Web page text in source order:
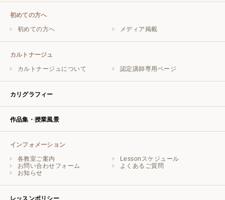
初めての方へ
初めての方へ
メディア掲載
カルトナージュ
カルトナージュについて
認定講師専用ページ
カリグラフィー
作品集・授業風景
インフォメーション
各教室ご案内
Lessonスケジュール
お問い合わせフォーム
よくあるご質問
お知らせ
レッスンポリシー